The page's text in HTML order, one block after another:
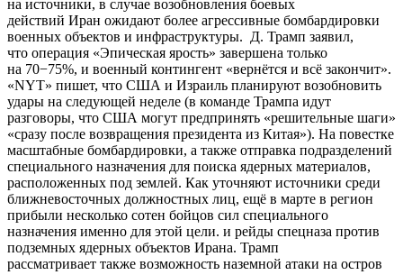
на источники, в случае возобновления боевых
действий Иран ожидают более агрессивные бомбардировки
военных объектов и инфраструктуры. Д. Трамп заявил,
что операция «Эпическая ярость» завершена только
на 70−75%, и военный контингент «вернётся и всё закончит».
«NYТ» пишет, что США и Израиль планируют возобновить
удары на следующей неделе (в команде Трампа идут
разговоры, что США могут предпринять «решительные шаги»
«сразу после возвращения президента из Китая»). На повестке
масштабные бомбардировки, а также отправка подразделений
специального назначения для поиска ядерных материалов,
расположенных под землей. Как уточняют источники среди
ближневосточных должностных лиц, ещё в марте в регион
прибыли несколько сотен бойцов сил специального
назначения именно для этой цели. и рейды спецназа против
подземных ядерных объектов Ирана. Трамп
рассматривает также возможность наземной атаки на остров